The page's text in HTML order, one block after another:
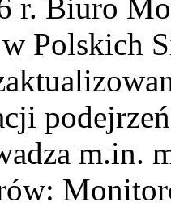
r. Biuro
Polskich
m.in.